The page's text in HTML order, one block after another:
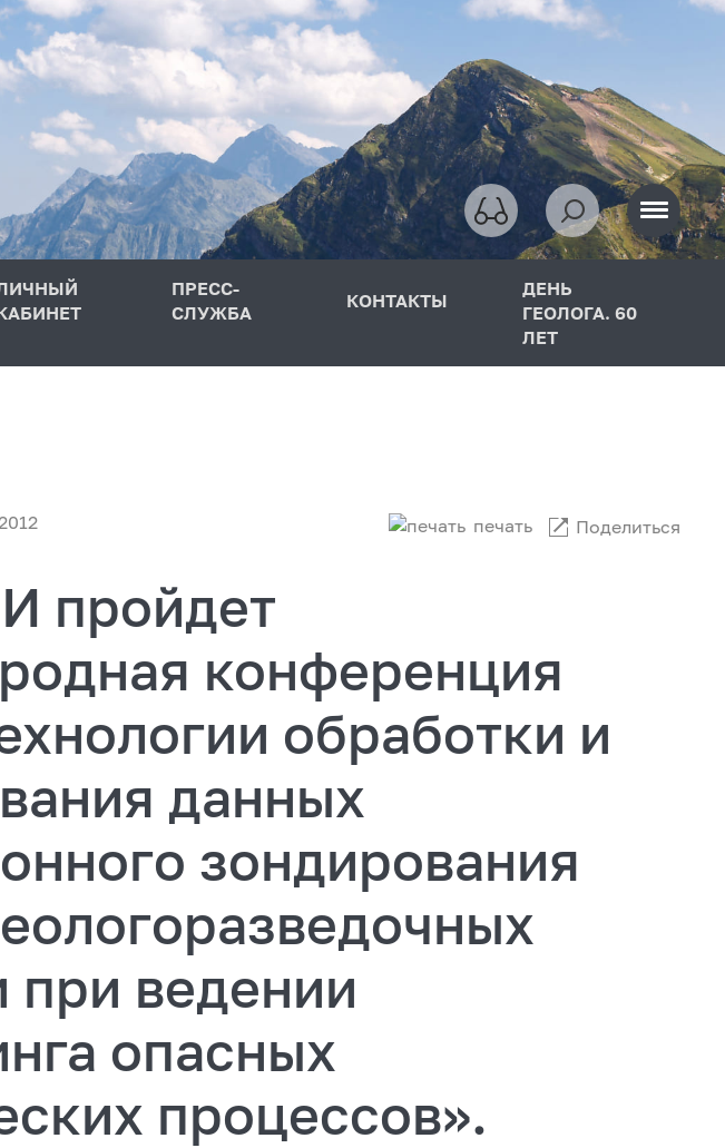
ПРЕСС-
СЛУЖБА
КОНТАКТЫ
ДЕНЬ
ГЕОЛОГА. 60
ЛЕТ
печать Поделиться
пройдет
конференция
обработки и
данных
зондирования
при ведении
опасных
процессов».